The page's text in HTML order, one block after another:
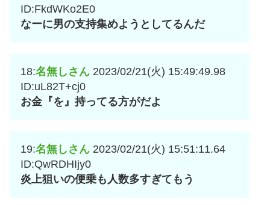
ID:FkdWKo2E0
なーに男の支持集めようとしてるんだ
18:名無しさん 2023/02/21(火) 15:49:49.98
ID:uL82T+cj0
お金『を』持ってる方がだよ
19:名無しさん 2023/02/21(火) 15:51:11.64
ID:QwRDHIjy0
炎上狙いの便乗も人数多すぎてもう